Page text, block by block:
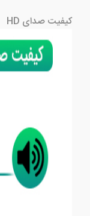
کیفیت صدای HD